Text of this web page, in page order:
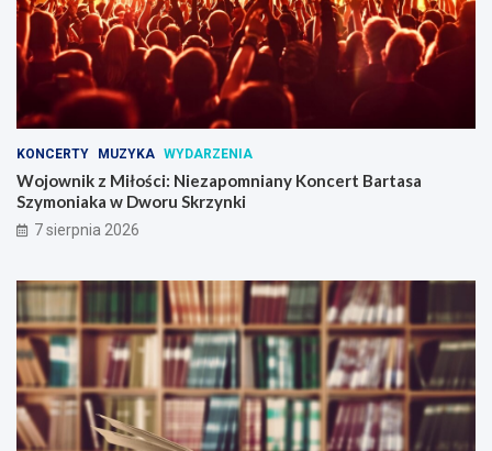
KONCERTY MUZYKA WYDARZENIA
Wojownik z Miłości: Niezapomniany Koncert Bartasa
Szymoniaka w Dworu Skrzynki
7 sierpnia 2026